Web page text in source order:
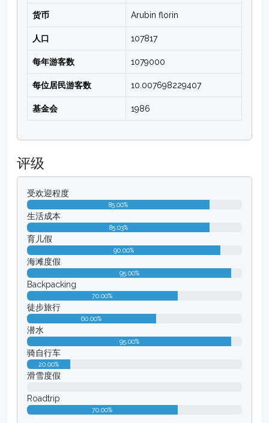
货币 Arubin florin
人口 107817
每年游客数 1079000
每位居民游客数 10.007698229407
基金会 1986
评级
受欢迎程度
85.00%
生活成本
85.03%
育儿假
90.00%
海滩度假
95.00%
Backpacking
70.00%
徒步旅行
60.00%
潜水
95.00%
骑自行车
20.00%
滑雪度假
Roadtrip
70.00%